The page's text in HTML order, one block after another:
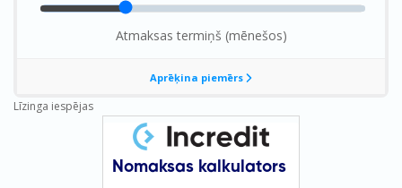
Līzinga iespējas